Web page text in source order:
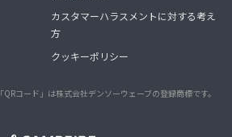
カスタマーハラスメントに対する考え
方
クッキーポリシー
「QRコード」は株式会社デンソーウェーブの登録商標です。